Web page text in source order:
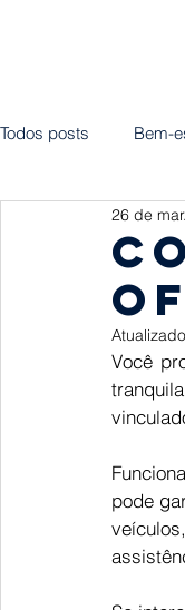
Todos posts Bem-
Maternidade
26 de
Você
pode